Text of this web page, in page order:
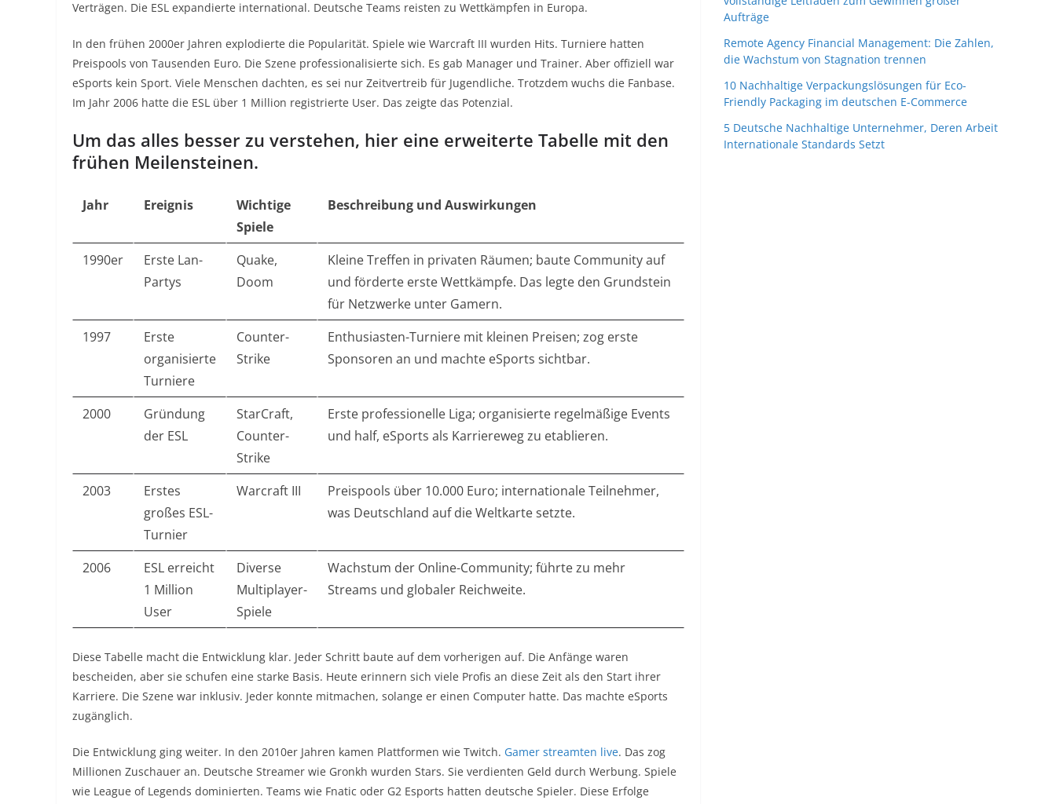
Verträgen. Die ESL expandierte international. Deutsche Teams reisten zu Wettkämpfen in Europa.
In den frühen 2000er Jahren explodierte die Popularität. Spiele wie Warcraft III wurden Hits. Turniere hatten
Preispools von Tausenden Euro. Die Szene professionalisierte sich. Es gab Manager und Trainer. Aber offiziell war
eSports kein Sport. Viele Menschen dachten, es sei nur Zeitvertreib für Jugendliche. Trotzdem wuchs die Fanbase.
Im Jahr 2006 hatte die ESL über 1 Million registrierte User. Das zeigte das Potenzial.
Um das alles besser zu verstehen, hier eine erweiterte Tabelle mit den
frühen Meilensteinen.
Jahr Ereignis
Wichtige
Spiele
Beschreibung und Auswirkungen
1990er
Erste Lan-
Partys
Quake,
Doom
Kleine Treffen in privaten Räumen; baute Community auf
und förderte erste Wettkämpfe. Das legte den Grundstein
für Netzwerke unter Gamern.
1997
Erste
organisierte
Turniere
Counter-
Strike
Enthusiasten-Turniere mit kleinen Preisen; zog erste
Sponsoren an und machte eSports sichtbar.
2000
Gründung
der ESL
StarCraft,
Counter-
Strike
Erste professionelle Liga; organisierte regelmäßige Events
und half, eSports als Karriereweg zu etablieren.
2003
Erstes
großes ESL-
Turnier
Warcraft III
Preispools über 10.000 Euro; internationale Teilnehmer,
was Deutschland auf die Weltkarte setzte.
2006
ESL erreicht
1 Million
User
Diverse
Multiplayer-
Spiele
Wachstum der Online-Community; führte zu mehr
Streams und globaler Reichweite.
Diese Tabelle macht die Entwicklung klar. Jeder Schritt baute auf dem vorherigen auf. Die Anfänge waren
bescheiden, aber sie schufen eine starke Basis. Heute erinnern sich viele Profis an diese Zeit als den Start ihrer
Karriere. Die Szene war inklusiv. Jeder konnte mitmachen, solange er einen Computer hatte. Das machte eSports
zugänglich.
Die Entwicklung ging weiter. In den 2010er Jahren kamen Plattformen wie Twitch. Gamer streamten live. Das zog
Millionen Zuschauer an. Deutsche Streamer wie Gronkh wurden Stars. Sie verdienten Geld durch Werbung. Spiele
wie League of Legends dominierten. Teams wie Fnatic oder G2 Esports hatten deutsche Spieler. Diese Erfolge
Aufträge
Remote Agency Financial Management: Die Zahlen,
die Wachstum von Stagnation trennen
10 Nachhaltige Verpackungslösungen für Eco-
Friendly Packaging im deutschen E-Commerce
5 Deutsche Nachhaltige Unternehmer, Deren Arbeit
Internationale Standards Setzt